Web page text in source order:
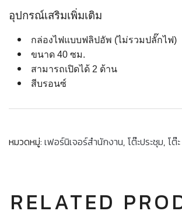
อุปกรณ์เสริมเพิ่มเติม
กล่องไฟแบบฟลิปอัพ (ไม่รวมปลั๊กไฟ)
ขนาด 40 ซม.
สามารถเปิดได้ 2 ด้าน
สีบรอนซ์
หมวดหมู่: เฟอร์นิเจอร์สำนักงาน, โต๊ะประชุม, โต๊ะ
RELATED